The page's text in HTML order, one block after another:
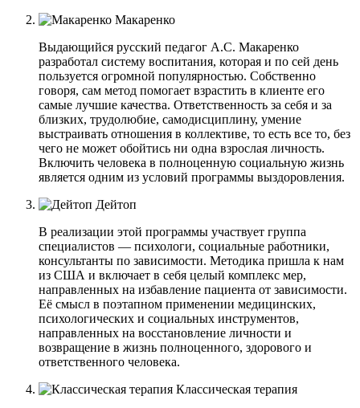
Макаренко
Выдающийся русский педагог А.С. Макаренко
разработал систему воспитания, которая и по сей день
пользуется огромной популярностью. Собственно
говоря, сам метод помогает взрастить в клиенте его
самые лучшие качества. Ответственность за себя и за
близких, трудолюбие, самодисциплину, умение
выстраивать отношения в коллективе, то есть все то, без
чего не может обойтись ни одна взрослая личность.
Включить человека в полноценную социальную жизнь
является одним из условий программы выздоровления.
Дейтоп
В реализации этой программы участвует группа
специалистов — психологи, социальные работники,
консультанты по зависимости. Методика пришла к нам
из США и включает в себя целый комплекс мер,
направленных на избавление пациента от зависимости.
Её смысл в поэтапном применении медицинских,
психологических и социальных инструментов,
направленных на восстановление личности и
возвращение в жизнь полноценного, здорового и
ответственного человека.
Классическая терапия